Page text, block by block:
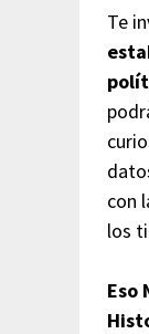
Te
con
los
Eso